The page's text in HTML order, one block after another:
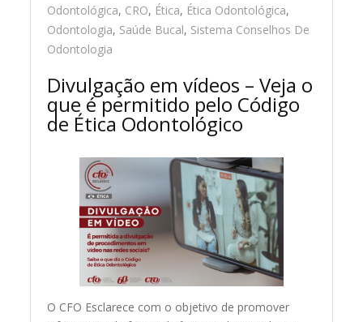
Odontológica, CRO, Ética, Ética Odontológica,
Odontologia, Saúde Bucal, Sistema Conselhos De
Odontologia
Divulgação em vídeos – Veja o
que é permitido pelo Código
de Ética Odontológico
O CFO Esclarece com o objetivo de promover